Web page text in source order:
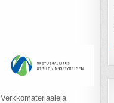
Verkkomateriaaleja